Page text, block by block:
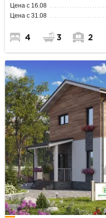
Цена с 16.08
Цена с 31.08
4 3 2